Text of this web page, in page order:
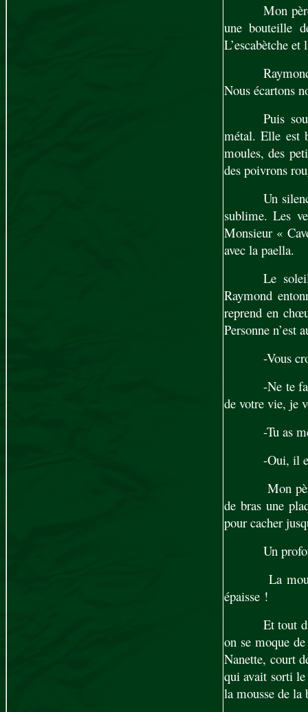
Mon
une bouteille
L’escabètche
Nous écartons
Puis
métal. Elle est
moules, des
des poivrons
Un
sublime. Les
Monsieur «
avec la paella.
Le
Raymond
reprend en
Personne n’est
-Vous
-Ne te
de votre vie, je
-Tu as
-Oui, il
Mon
de bras une
pour cacher
Un
La
épaisse !
Et tout
on se moque
Nanette, court
qui avait sorti le
la mousse de